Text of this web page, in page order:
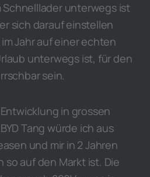
Schnelllader unterwegs ist
sich darauf einstellen
Jahr auf einer echten
unterwegs ist, für den
sein.
in grossen
Tang würde ich aus
und mir in 2 Jahren
so auf den Markt ist. Die